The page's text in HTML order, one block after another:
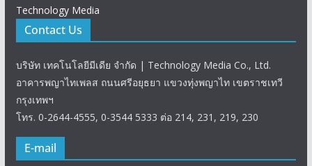
Technology Media
Contact Us
บริษัท เทคโนโลยีมีเดีย จำกัด | Technology Media Co., Ltd.
อาคารพญาไทเพลส ถนนศรีอยุธยา แขวงทุ่งพญาไท เขตราชเทวี
กรุงเทพฯ
โทร. 0-2644-4555, 0-3544 5333 ต่อ 214, 231, 219, 230
E-mail